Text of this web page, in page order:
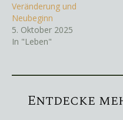
Veränderung und
Neubeginn
5. Oktober 2025
In "Leben"
Entdecke